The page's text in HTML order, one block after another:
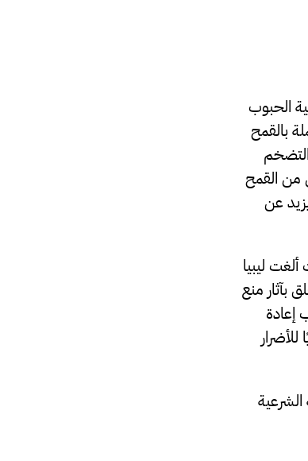
الحبوب
بالقمح
التضخم
الاستهلاك المحلي من القمح
عن
ليبيا
بآثار منع
إعادة